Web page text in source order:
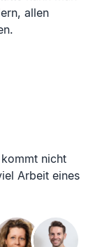
allen
nicht
Arbeit eines